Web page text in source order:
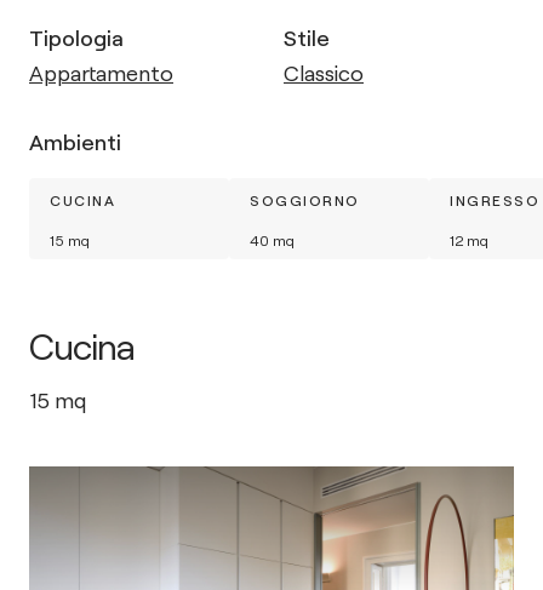
Tipologia
Appartamento
Stile
Classico
Ambienti
CUCINA
15 mq
SOGGIORNO
40 mq
INGRESSO
12 mq
Cucina
15 mq